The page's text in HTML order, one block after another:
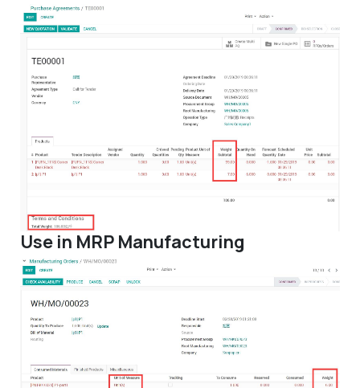
Use in MRP Manufacturing